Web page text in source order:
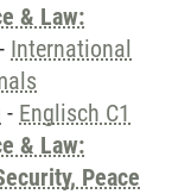
& Law:
- International
- Englisch C1
& Law:
Peace